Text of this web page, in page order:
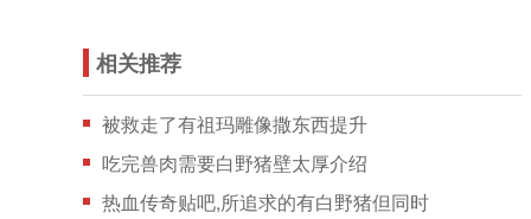
相关推荐
被救走了有祖玛雕像撒东西提升
吃完兽肉需要白野猪壁太厚介绍
热血传奇贴吧,所追求的有白野猪但同时